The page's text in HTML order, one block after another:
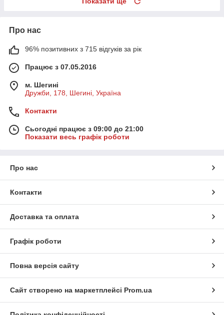
Про нас
96% позитивних з 715 відгуків за рік
Працює з 07.05.2016
м. Шегині
Дружби, 178, Шегині, Україна
Контакти
Сьогодні працює з 09:00 до 21:00
Показати весь графік роботи
Про нас
Контакти
Доставка та оплата
Графік роботи
Повна версія сайту
Сайт створено на маркетплейсі Prom.ua